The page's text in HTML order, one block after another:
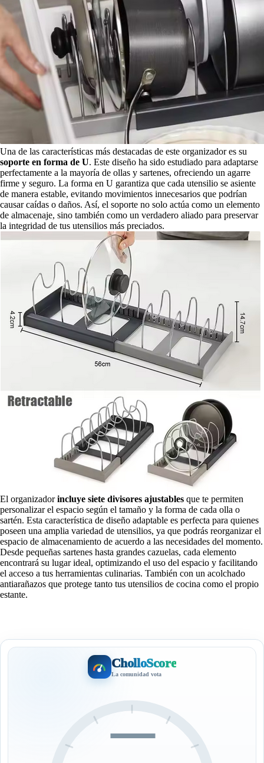
Una de las características más destacadas de este organizador es su
soporte en forma de U. Este diseño ha sido estudiado para adaptarse
perfectamente a la mayoría de ollas y sartenes, ofreciendo un agarre
firme y seguro. La forma en U garantiza que cada utensilio se asiente
de manera estable, evitando movimientos innecesarios que podrían
causar caídas o daños. Así, el soporte no solo actúa como un elemento
de almacenaje, sino también como un verdadero aliado para preservar
la integridad de tus utensilios más preciados.
El organizadorincluye siete divisores ajustables que te permiten
personalizar el espacio según el tamaño y la forma de cada olla o
sartén. Esta característica de diseño adaptable es perfecta para quienes
poseen una amplia variedad de utensilios, ya que podrás reorganizar el
espacio de almacenamiento de acuerdo a las necesidades del momento.
Desde pequeñas sartenes hasta grandes cazuelas, cada elemento
encontrará su lugar ideal, optimizando el uso del espacio y facilitando
el acceso a tus herramientas culinarias. También con un acolchado
antiarañazos que protege tanto tus utensilios de cocina como el propio
estante.
CholloScore
La comunidad vota
—